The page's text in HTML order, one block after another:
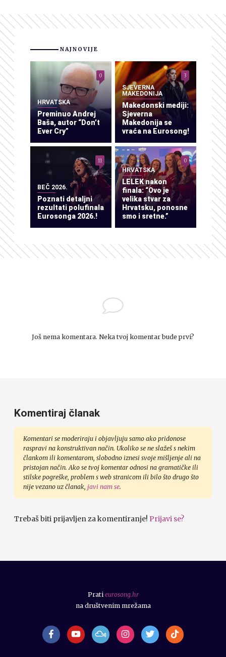
NAJNOVIJE
HRVATSKA
Preminuo Andrej
Baša, autor “Don’t
Ever Cry”
0
SJEVERNA
MAKEDONIJA
Makedonski mediji:
Sjeverna
Makedonija se
vraća na Eurosong!
3
BEČ 2026.
Poznati detaljni
rezultati polufinala
Eurosonga 2026.!
11
HRVATSKA
LELEK nakon
finala: “Ovo je
velika stvar za
Hrvatsku, ponosne
smo i sretne.”
0
Još nema komentara. Neka tvoj komentar bude prvi?
Komentiraj članak
Komentari se moderiraju i objavljuju samo ako pridonose
raspravi na konstruktivan način. Ukoliko se ne slažeš s nekim
člankom ili komentarom, slobodno iznesi svoje mišljenje ali na
pristojan način. Ako se tvoj komentar odnosi na gramatičke ili
stilske pogreške, problem s web stranicom ili bilo što drugo što
nije vezano uz članak, javi nam se.
Trebaš biti prijavljen za komentiranje! Prijavi se?
Prati eurosong.hr
na društvenim mrežama